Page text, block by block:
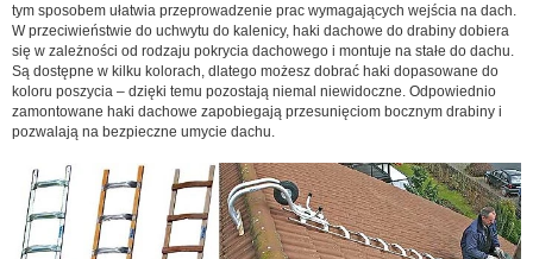
tym sposobem ułatwia przeprowadzenie prac wymagających wejścia na dach.
W przeciwieństwie do uchwytu do kalenicy, haki dachowe do drabiny dobiera
się w zależności od rodzaju pokrycia dachowego i montuje na stałe do dachu.
Są dostępne w kilku kolorach, dlatego możesz dobrać haki dopasowane do
koloru poszycia – dzięki temu pozostają niemal niewidoczne. Odpowiednio
zamontowane haki dachowe zapobiegają przesunięciom bocznym drabiny i
pozwalają na bezpieczne umycie dachu.